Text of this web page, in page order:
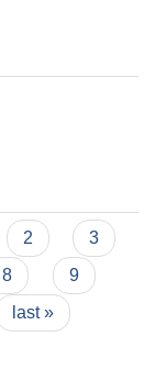
2
3
8
9
last »